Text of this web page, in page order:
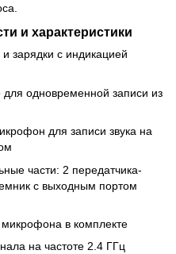
и характеристики
зарядки с индикацией
одновременной записи из
для записи звука на
части: 2 передатчика-
с выходным портом
в комплекте
на частоте 2.4 ГГц